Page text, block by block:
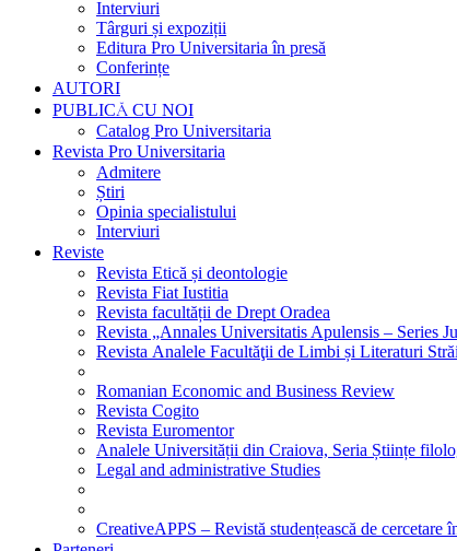
Interviuri
Târguri și expoziții
Editura Pro Universitaria în presă
Conferințe
AUTORI
PUBLICĂ CU NOI
Catalog Pro Universitaria
Revista Pro Universitaria
Admitere
Știri
Opinia specialistului
Interviuri
Reviste
Revista Etică și deontologie
Revista Fiat Iustitia
Revista facultății de Drept Oradea
Revista „Annales Universitatis Apulensis – Series
Revista Analele Facultăţii de Limbi și Literaturi
Romanian Economic and Business Review
Revista Cogito
Revista Euromentor
Analele Universității din Craiova, Seria Științe
Legal and administrative Studies
CreativeAPPS – Revistă studențească de